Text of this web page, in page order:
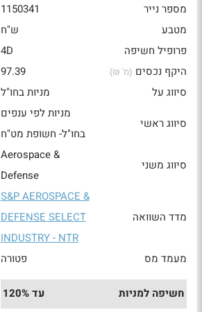
מספר נייר
1150341
מטבע
ש"ח
פרופיל חשיפה
4D
היקף נכסים (מ' ₪)
97.39
סיווג על
מניות בחו"ל
סיווג ראשי
מניות לפי ענפים
בחו"ל- חשופת מט"ח
סיווג משני
Aerospace &
Defense
מדד השוואה
S&P AEROSPACE &
DEFENSE SELECT
INDUSTRY - NTR
מעמד מס
פטורה
חשיפה למניות עד 120%